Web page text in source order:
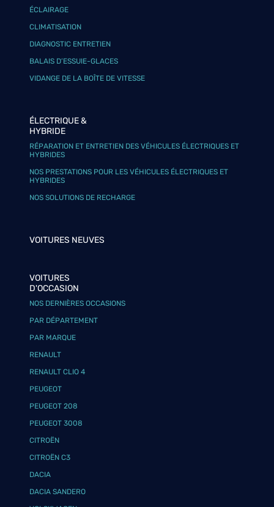
ÉCLAIRAGE
CLIMATISATION
DIAGNOSTIC ENTRETIEN
BALAIS D’ESSUIE-GLACES
VIDANGE DE LA BOÎTE DE VITESSE
ÉLECTRIQUE &
HYBRIDE
RÉPARATION ET ENTRETIEN DES VÉHICULES ÉLECTRIQUES ET
HYBRIDES
NOS PRESTATIONS POUR LES VÉHICULES ÉLECTRIQUES ET
HYBRIDES
NOS SOLUTIONS DE RECHARGE
VOITURES NEUVES
VOITURES
D'OCCASION
NOS DERNIÈRES OCCASIONS
PAR DÉPARTEMENT
PAR MARQUE
RENAULT
RENAULT CLIO 4
PEUGEOT
PEUGEOT 208
PEUGEOT 3008
CITROËN
CITROËN C3
DACIA
DACIA SANDERO